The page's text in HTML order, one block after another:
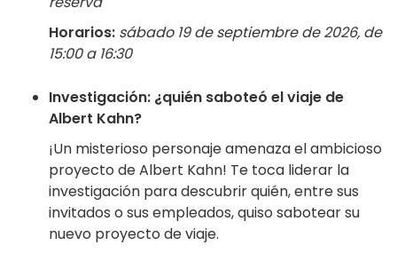
Horarios: sábado 19 de septiembre de 2026, de
15:00 a 16:30
Investigación: ¿quién saboteó el viaje de
Albert Kahn?
¡Un misterioso personaje amenaza el ambicioso
proyecto de Albert Kahn! Te toca liderar la
investigación para descubrir quién, entre sus
invitados o sus empleados, quiso sabotear su
nuevo proyecto de viaje.